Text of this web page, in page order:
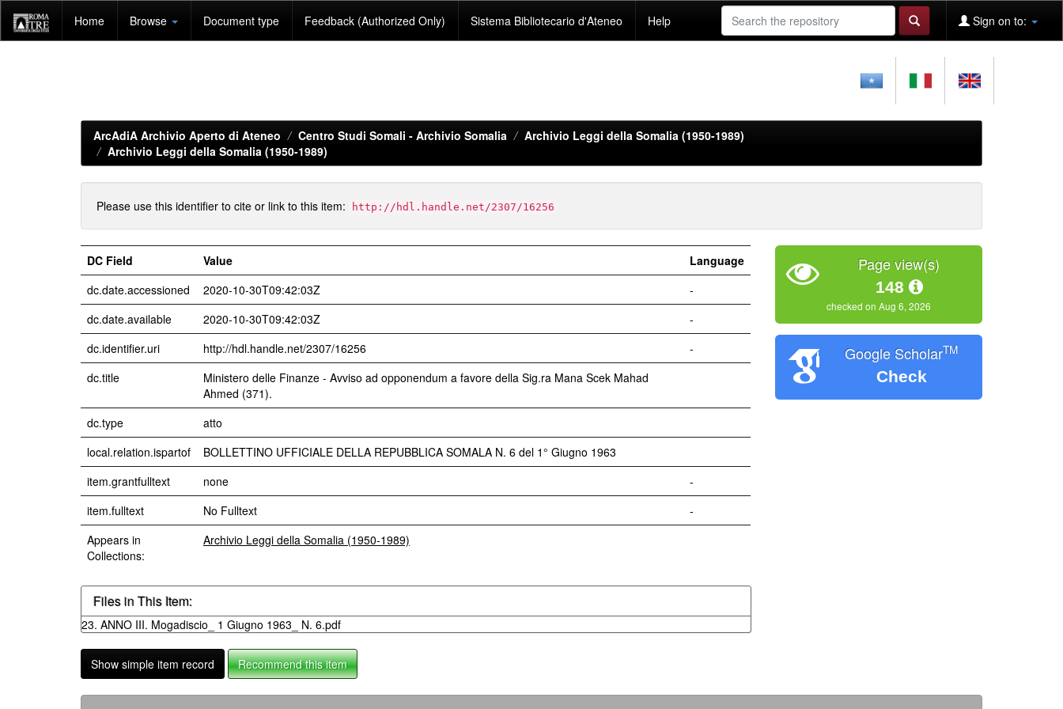
navigation
Home Browse Document type Feedback (Authorized Only) Sistema Bibliotecario d'Ateneo Help Sign on to:
ArcAdiA Archivio Aperto di Ateneo Centro Studi Somali - Archivio Somalia
Archivio Leggi della Somalia (1950-1989)
Archivio Leggi della Somalia (1950-1989)
Please use this identifier to cite or link to this item: http://hdl.handle.net/2307/16256
DC Field Value
Language
dc.date.accessioned
2020-10-30T09:42:03Z
-
dc.date.available
2020-10-30T09:42:03Z
-
dc.identifier.uri
http://hdl.handle.net/2307/16256
-
dc.title
Ministero delle Finanze - Avviso ad opponendum a favore della Sig.ra Mana Scek Mahad
Ahmed (371).
dc.type
atto
local.relation.ispartof
BOLLETTINO UFFICIALE DELLA REPUBBLICA SOMALA N. 6 del 1° Giugno 1963
item.grantfulltext
none
-
item.fulltext
No Fulltext
-
Appears in
Collections:
Archivio Leggi della Somalia (1950-1989)
Files in This Item:
23. ANNO III. Mogadiscio_ 1 Giugno 1963_ N. 6.pdf
Show simple item record Recommend this item
Page view(s)
148
checked on Aug 6, 2026
Google ScholarTM
Check